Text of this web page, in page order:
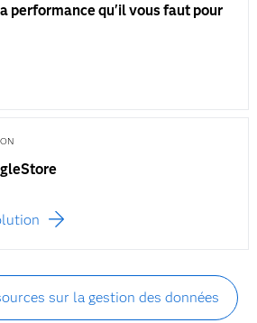
performance qu'il vous faut pour
sur la gestion des données